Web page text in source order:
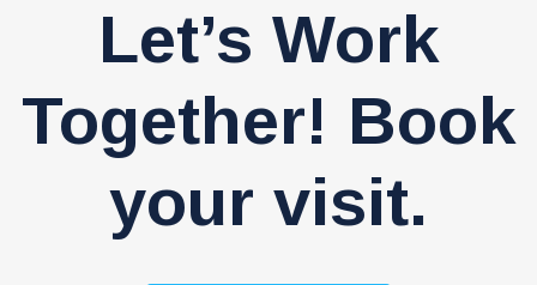
Let’s Work
Together! Book
your visit.